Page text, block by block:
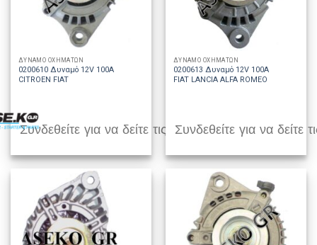
ΔΥΝΑΜΟ ΟΧΗΜΑΤΩΝ
0200610 Δυναμό 12V 100A
CITROEN FIAT
Συνδεθείτε για να δείτε τις τιμές
ΔΥΝΑΜΟ ΟΧΗΜΑΤΩΝ
0200613 Δυναμό 12V 100A
FIAT LANCIA ALFA ROMEO
Συνδεθείτε για να δείτε